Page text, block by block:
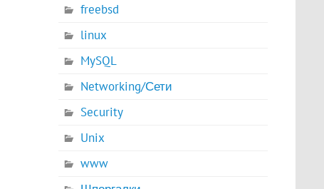
freebsd
linux
MySQL
Networking/Сети
Security
Unix
www